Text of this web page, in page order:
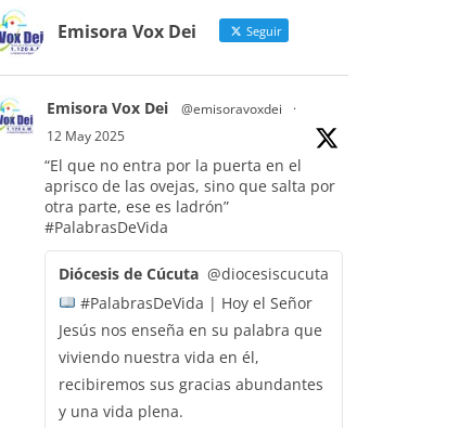
Emisora Vox Dei Seguir
Emisora Vox Dei @emisoravoxdei
·
12 May 2025
“El que no entra por la puerta en el
aprisco de las ovejas, sino que salta por
otra parte, ese es ladrón”
#PalabrasDeVida
Diócesis de Cúcuta @diocesiscucuta
#PalabrasDeVida | Hoy el Señor
Jesús nos enseña en su palabra que
viviendo nuestra vida en él,
recibiremos sus gracias abundantes
y una vida plena.